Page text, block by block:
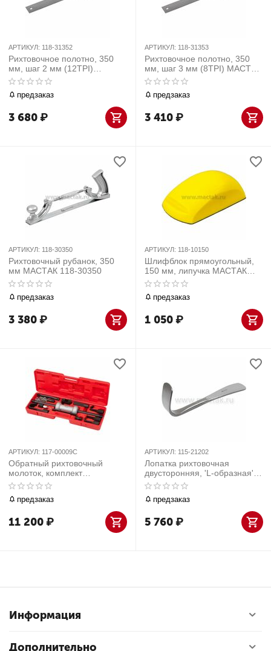
АРТИКУЛ: 118-31352
Рихтовочное полотно, 350
мм, шаг 2 мм (12TPI)
МАСТАК 118-31352
предзаказ
3 680₽
АРТИКУЛ: 118-31353
Рихтовочное полотно, 350
мм, шаг 3 мм (8TPI) МАСТАК
118-31353
предзаказ
3 410₽
АРТИКУЛ: 118-30350
Рихтовочный рубанок, 350
мм МАСТАК 118-30350
предзаказ
3 380₽
АРТИКУЛ: 118-10150
Шлифблок прямоугольный,
150 мм, липучка МАСТАК
118-10150
предзаказ
1 050₽
АРТИКУЛ: 117-00009C
Обратный рихтовочный
молоток, комплект
принадлежностей, 9
предметов МАСТАК 117-
00009C
предзаказ
11 200₽
АРТИКУЛ: 115-21202
Лопатка рихтовочная
двусторонняя, 'L-образная'
МАСТАК 115-21202
предзаказ
5 760₽
Информация
Дополнительно